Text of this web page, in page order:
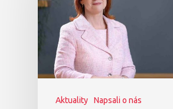
Aktuality Napsali o nás